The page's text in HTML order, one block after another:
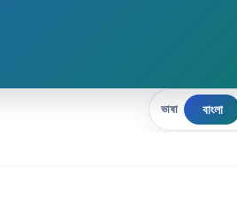
ভাষা বাংলা